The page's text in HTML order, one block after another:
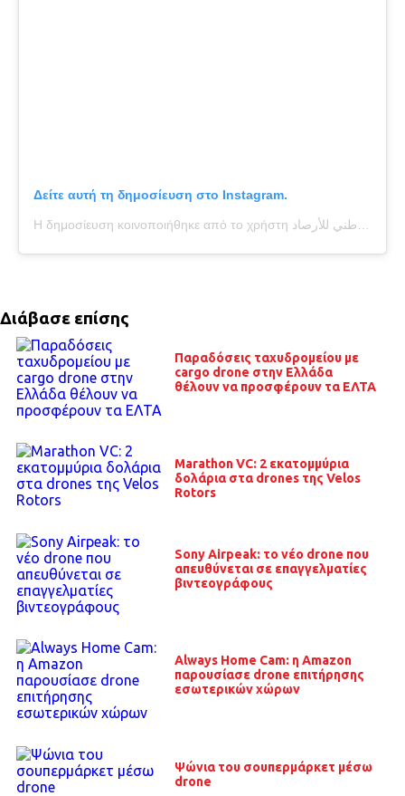
Δείτε αυτή τη δημοσίευση στο Instagram.
Η δημοσίευση κοινοποιήθηκε από το χρήστη المركز الوطني للأرصاد (@officialuaeweather)
Διάβασε επίσης
Παραδόσεις ταχυδρομείου με
cargo drone στην Ελλάδα
θέλουν να προσφέρουν τα ΕΛΤΑ
Marathon VC: 2 εκατομμύρια
δολάρια στα drones της Velos
Rotors
Sony Airpeak: το νέο drone που
απευθύνεται σε επαγγελματίες
βιντεογράφους
Always Home Cam: η Amazon
παρουσίασε drone επιτήρησης
εσωτερικών χώρων
Ψώνια του σουπερμάρκετ μέσω
drone